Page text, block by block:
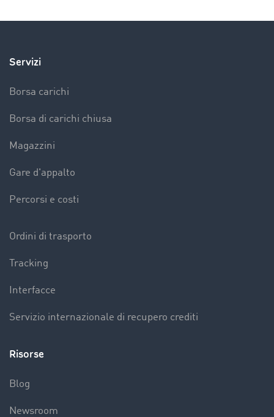
Servizi
Borsa carichi
Borsa di carichi chiusa
Magazzini
Gare d'appalto
Percorsi e costi
Ordini di trasporto
Tracking
Interfacce
Servizio internazionale di recupero crediti
Risorse
Blog
Newsroom